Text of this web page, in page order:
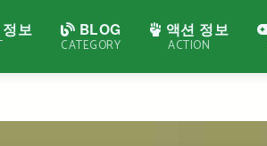
보 BLOG
CATEGORY
액션 정보
ACTION